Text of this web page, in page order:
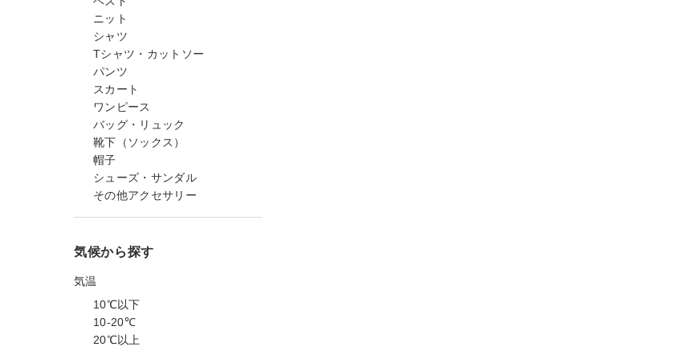
ニット
シャツ
Tシャツ・カットソー
パンツ
スカート
ワンピース
バッグ・リュック
靴下（ソックス）
帽子
シューズ・サンダル
その他アクセサリー
気候から探す
気温
10℃以下
10-20℃
20℃以上